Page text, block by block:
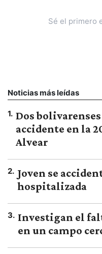
Sé el primero
Noticias más leídas
1. Dos
accidente en la
Alvear
2. Joven se
hospitalizada
3. Investigan el
en un campo